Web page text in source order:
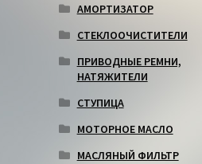
АМОРТИЗАТОР
СТЕКЛООЧИСТИТЕЛИ
ПРИВОДНЫЕ РЕМНИ,
НАТЯЖИТЕЛИ
СТУПИЦА
МОТОРНОЕ МАСЛО
МАСЛЯНЫЙ ФИЛЬТР